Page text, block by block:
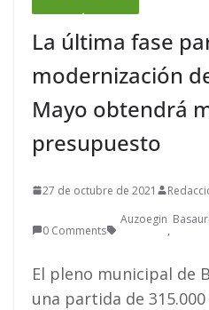
La última fase
modernización
Mayo obtendrá
presupuesto
27 de octubre de 2021
0 Comments
Auzoegin
,
Basauri
El pleno municipal de
una partida de